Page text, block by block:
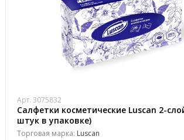
Арт. 3075832
Салфетки косметические Luscan 2-
штук в упаковке)
Торговая марка: Luscan